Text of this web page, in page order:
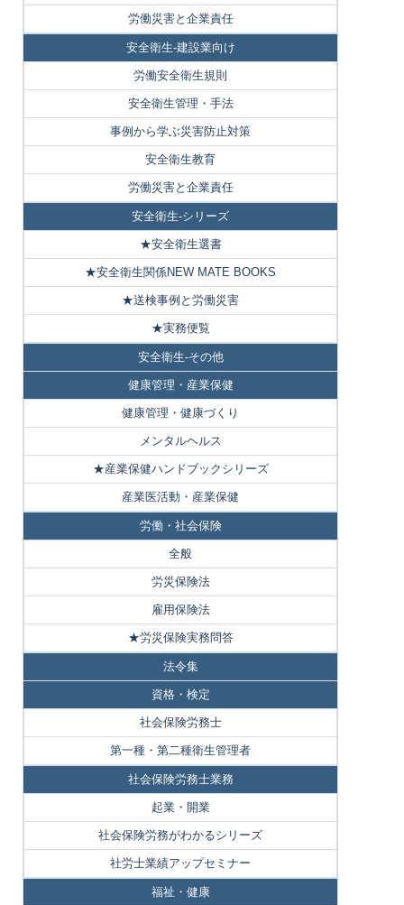
労働災害と企業責任
安全衛生-建設業向け
労働安全衛生規則
安全衛生管理・手法
事例から学ぶ災害防止対策
安全衛生教育
労働災害と企業責任
安全衛生-シリーズ
★安全衛生選書
★安全衛生関係NEW MATE BOOKS
★送検事例と労働災害
★実務便覧
安全衛生-その他
健康管理・産業保健
健康管理・健康づくり
メンタルヘルス
★産業保健ハンドブックシリーズ
産業医活動・産業保健
労働・社会保険
全般
労災保険法
雇用保険法
★労災保険実務問答
法令集
資格・検定
社会保険労務士
第一種・第二種衛生管理者
社会保険労務士業務
起業・開業
社会保険労務がわかるシリーズ
社労士業績アップセミナー
福祉・健康